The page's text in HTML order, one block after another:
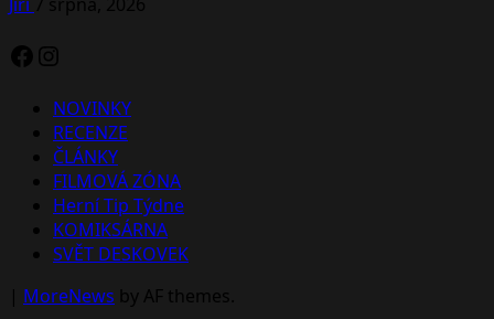
Facebook
Instagram
NOVINKY
RECENZE
ČLÁNKY
FILMOVÁ ZÓNA
Herní Tip Týdne
KOMIKSÁRNA
SVĚT DESKOVEK
| MoreNews by AF themes.